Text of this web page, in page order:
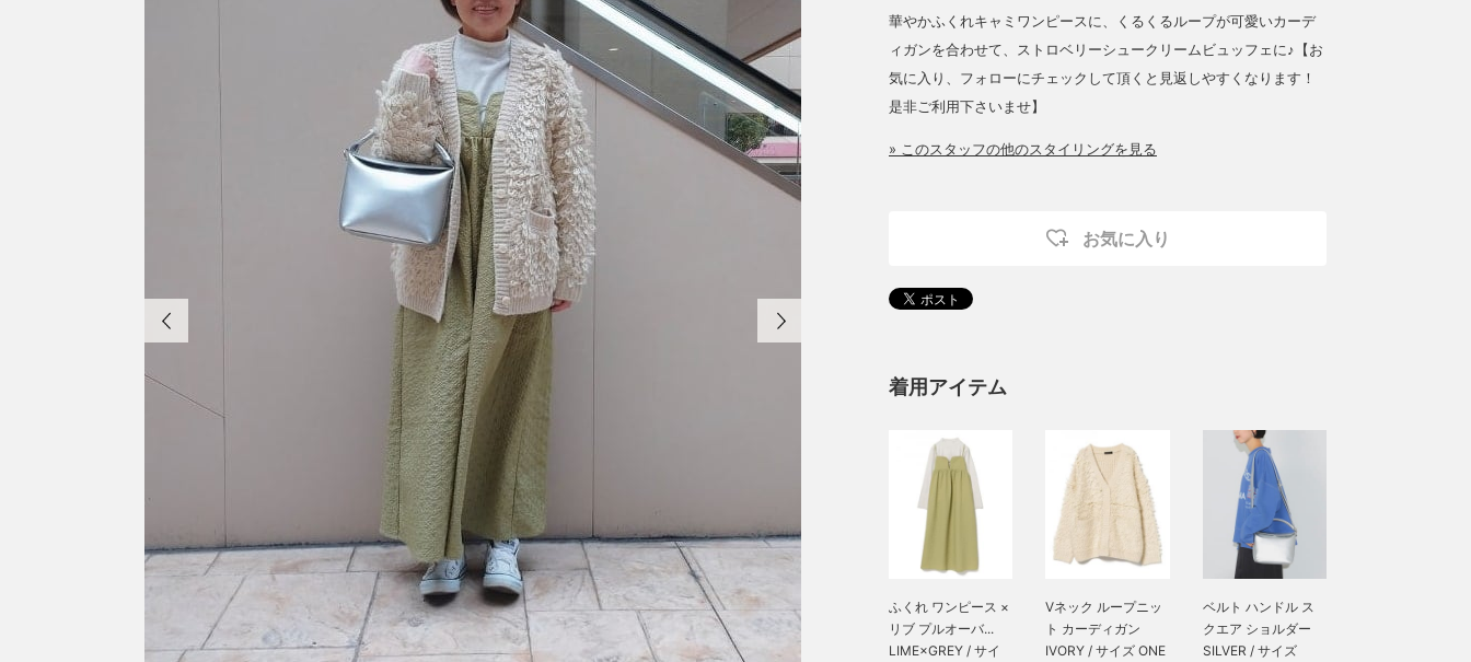
華やかふくれキャミワンピースに、くるくるループが可愛いカーデ
ィガンを合わせて、ストロベリーシュークリームビュッフェに♪【お
気に入り、フォローにチェックして頂くと見返しやすくなります！
是非ご利用下さいませ】
» このスタッフの他のスタイリングを見る
お気に入り
着用アイテム
ふくれ ワンピース ×
リブ プルオーバ...
LIME×GREY / サイ
Vネック ループニッ
ト カーディガン
IVORY / サイズ ONE
ベルト ハンドル ス
クエア ショルダー
SILVER / サイズ